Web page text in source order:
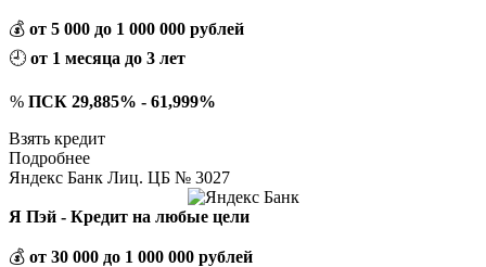
💰 от 5 000 до 1 000 000 рублей
🕘 от 1 месяца до 3 лет
% ПСК 29,885% - 61,999%
Взять кредит
Подробнее
Яндекс Банк Лиц. ЦБ № 3027
Я Пэй - Кредит на любые цели
💰 от 30 000 до 1 000 000 рублей